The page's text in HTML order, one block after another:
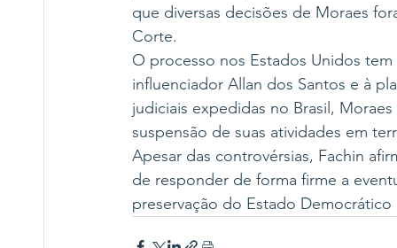
que diversas decisões de Moraes
Corte.
O processo nos Estados Unidos
influenciador Allan dos Santos e à
judiciais expedidas no Brasil,
suspensão de suas atividades em
Apesar das controvérsias, Fachin
de responder de forma firme a
preservação do Estado